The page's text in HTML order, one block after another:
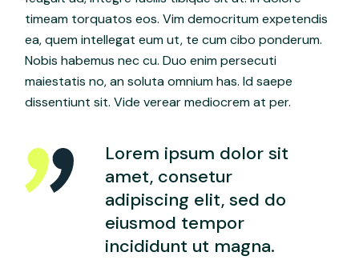
timeam torquatos eos. Vim democritum expetendis
ea, quem intellegat eum ut, te cum cibo ponderum.
Nobis habemus nec cu. Duo enim persecuti
maiestatis no, an soluta omnium has. Id saepe
dissentiunt sit. Vide verear mediocrem at per.
Lorem ipsum dolor sit
amet, consetur
adipiscing elit, sed do
eiusmod tempor
incididunt ut magna.